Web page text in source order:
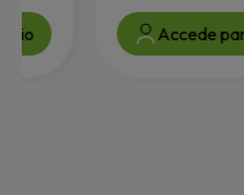
Accede para ver el